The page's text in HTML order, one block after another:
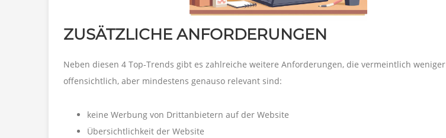
ZUSÄTZLICHE ANFORDERUNGEN
Neben diesen 4 Top-Trends gibt es zahlreiche weitere Anforderungen, die vermeintlich weniger
offensichtlich, aber mindestens genauso relevant sind:
keine Werbung von Drittanbietern auf der Website
Übersichtlichkeit der Website